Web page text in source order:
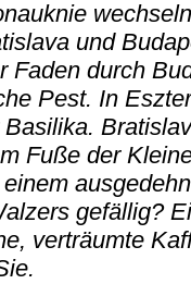
und
Faden durch
Pest. In
Fuße der
gefällig?
verträumte